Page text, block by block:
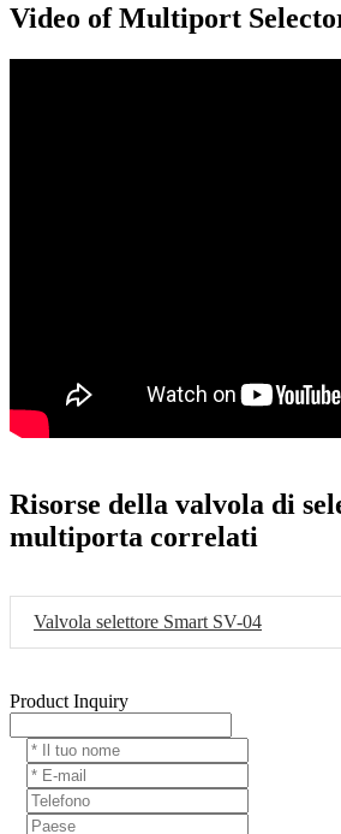
Video of Multiport
Risorse della valvola di
multiporta correlati
Valvola selettore Smart SV-04
Product Inquiry